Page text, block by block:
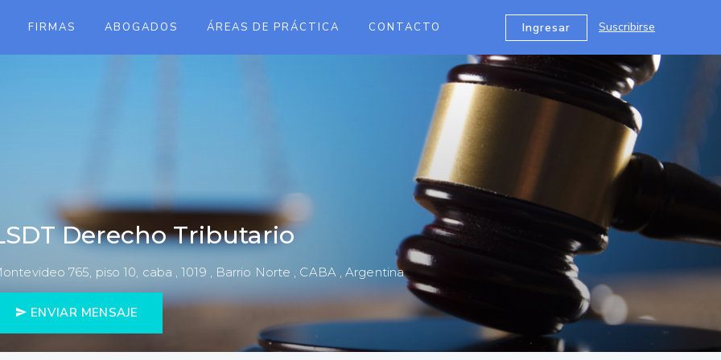
FIRMAS ABOGADOS ÁREAS DE PRÁCTICA CONTACTO Ingresar Suscribirse
Derecho Tributario
765, piso 10, caba , 1019 , Barrio Norte , CABA , Argentina
ENVIAR MENSAJE